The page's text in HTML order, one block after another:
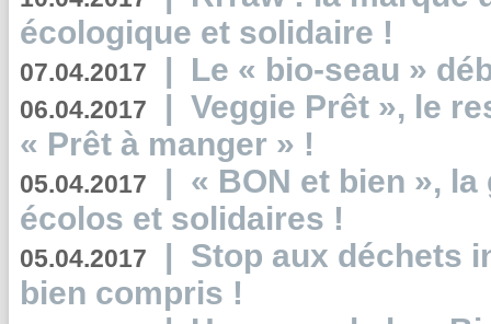
écologique et solidaire !
07.04.2017 | Le « bio-seau »
06.04.2017 | Veggie Prêt », le
« Prêt à manger » !
05.04.2017 | « BON et bien »,
écolos et solidaires !
05.04.2017 | Stop aux déchets
bien compris !